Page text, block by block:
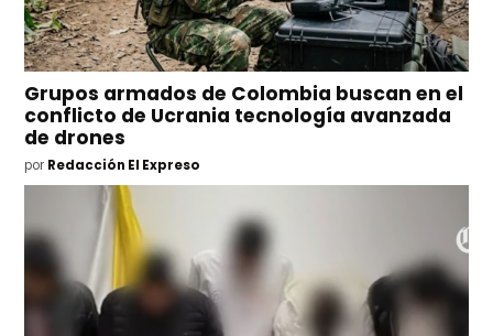
Grupos armados de Colombia buscan en el
conflicto de Ucrania tecnología avanzada
de drones
por Redacción El Expreso